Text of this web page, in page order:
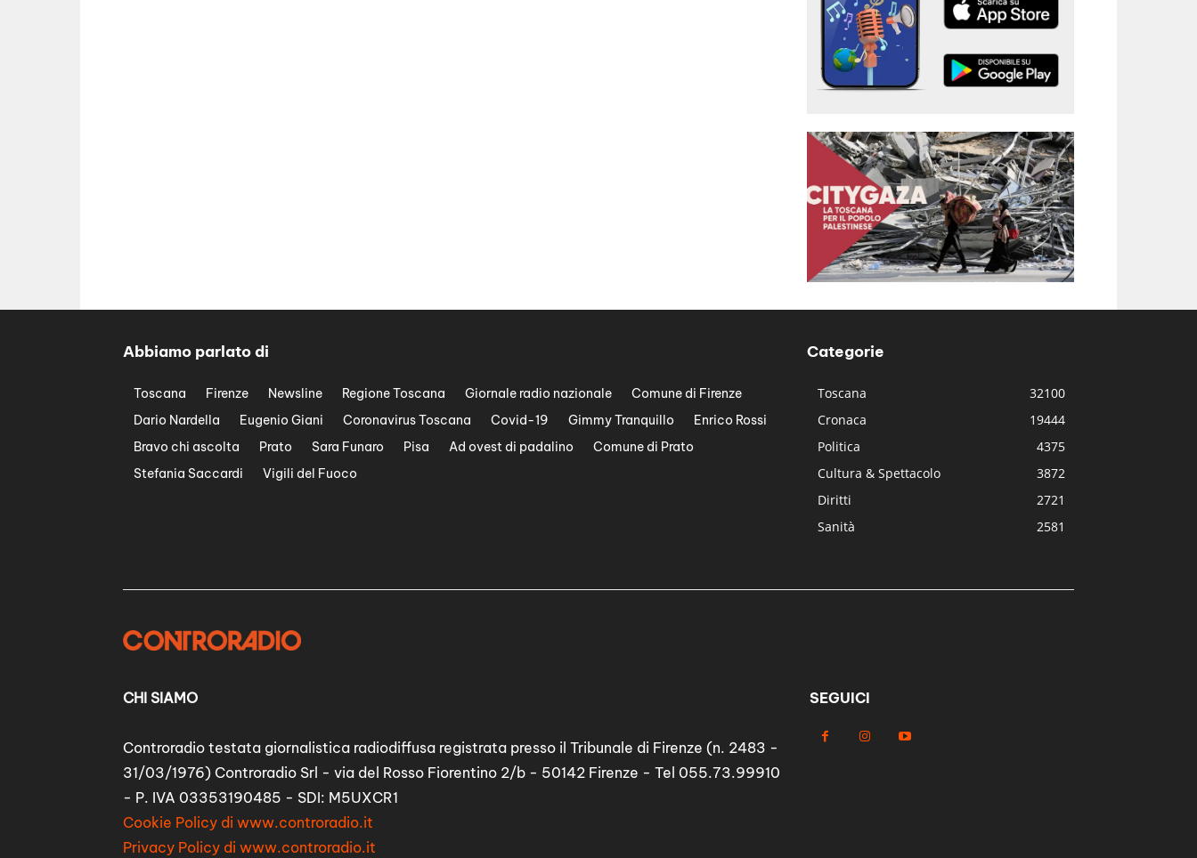
Abbiamo parlato di
Toscana Firenze Newsline Regione Toscana Giornale radio nazionale
Comune di Firenze
Dario Nardella
Eugenio Giani Coronavirus Toscana Covid-19 Gimmy Tranquillo
Enrico Rossi
Bravo chi ascolta
Prato Sara Funaro Pisa Ad ovest di padalino
Comune di Prato
Stefania Saccardi
Vigili del Fuoco
Categorie
Toscana
32100
Cronaca
19444
Politica
4375
Cultura & Spettacolo
3872
Diritti
2721
Sanità
2581
CHI SIAMO
Controradio testata giornalistica radiodiffusa registrata presso il Tribunale di Firenze (n. 2483 -
31/03/1976) Controradio Srl - via del Rosso Fiorentino 2/b - 50142 Firenze - Tel 055.73.99910
- P. IVA 03353190485 - SDI: M5UXCR1
Cookie Policy di www.controradio.it
Privacy Policy di www.controradio.it
SEGUICI